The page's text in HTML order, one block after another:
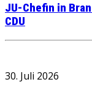
JU-Chefin in
CDU
30. Juli 2026